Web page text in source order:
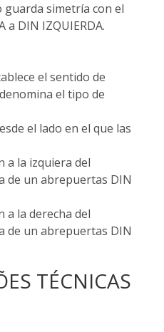
simetría con el
a DIN IZQUIERDA.
el sentido de
el tipo de
el lado en el que las
a la izquiera del
de un abrepuertas DIN
a la derecha del
de un abrepuertas DIN
TÉCNICAS